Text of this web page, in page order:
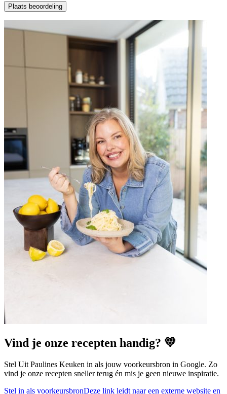
Plaats beoordeling
Vind je onze recepten handig? 💛
Stel Uit Paulines Keuken in als jouw voorkeursbron in Google. Zo
vind je onze recepten sneller terug én mis je geen nieuwe inspiratie.
Stel in als voorkeursbronDeze link leidt naar een externe website en